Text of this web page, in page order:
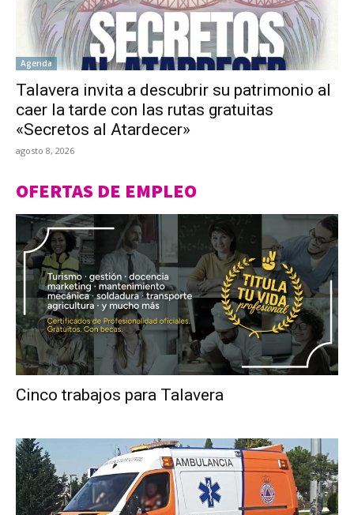
Agenda
Talavera invita a descubrir su patrimonio al
caer la tarde con las rutas gratuitas
«Secretos al Atardecer»
agosto 8, 2026
OFERTAS DE EMPLEO
Cinco trabajos para Talavera